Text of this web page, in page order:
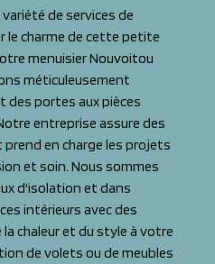
de services de
le charme de cette petite
menuisier Nouvoitou
méticuleusement
des portes aux pièces
entreprise assure des
en charge les projets
et soin. Nous sommes
d'isolation et dans
intérieurs avec des
chaleur et du style à votre
de volets ou de meubles